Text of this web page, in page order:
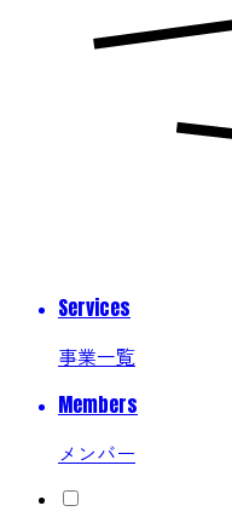
Services
事業一覧
Members
メンバー